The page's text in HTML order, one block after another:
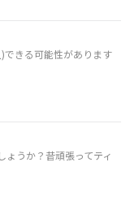
できる可能性があります
ょうか？昔頑張ってティ